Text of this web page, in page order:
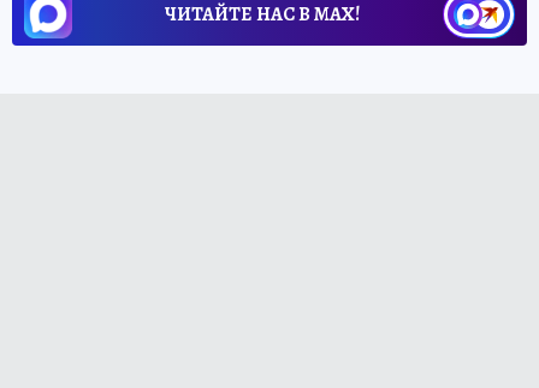
ЧИТАЙТЕ НАС В МАХ!